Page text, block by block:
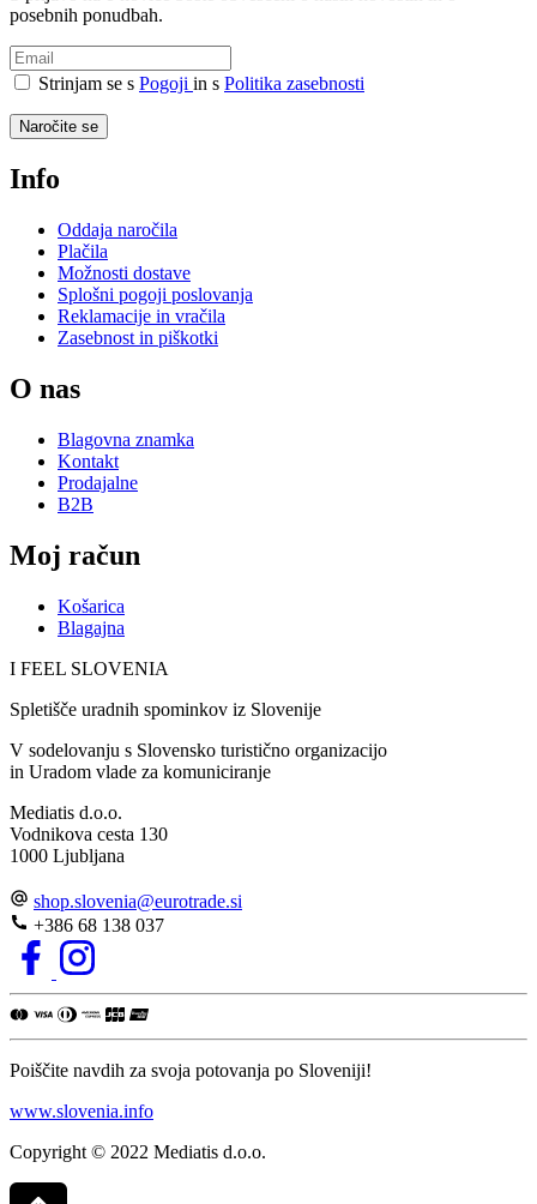
posebnih ponudbah.
Strinjam se s Pogoji in s Politika zasebnosti
Naročite se
Info
Oddaja naročila
Plačila
Možnosti dostave
Splošni pogoji poslovanja
Reklamacije in vračila
Zasebnost in piškotki
O nas
Blagovna znamka
Kontakt
Prodajalne
B2B
Moj račun
Košarica
Blagajna
I FEEL SLOVENIA
Spletišče uradnih spominkov iz Slovenije
V sodelovanju s Slovensko turistično organizacijo
in Uradom vlade za komuniciranje
Mediatis d.o.o.
Vodnikova cesta 130
1000 Ljubljana
shop.slovenia@eurotrade.si
+386 68 138 037
Poiščite navdih za svoja potovanja po Sloveniji!
www.slovenia.info
Copyright © 2022 Mediatis d.o.o.